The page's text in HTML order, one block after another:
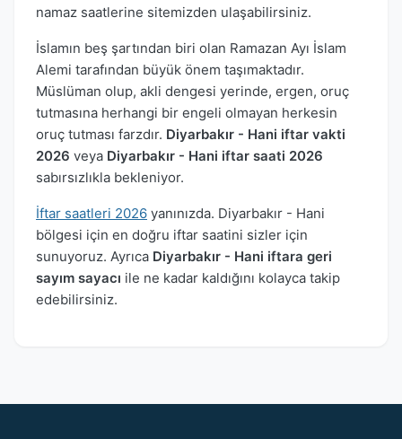
namaz saatlerine sitemizden ulaşabilirsiniz.
İslamın beş şartından biri olan Ramazan Ayı İslam
Alemi tarafından büyük önem taşımaktadır.
Müslüman olup, akli dengesi yerinde, ergen, oruç
tutmasına herhangi bir engeli olmayan herkesin
oruç tutması farzdır. Diyarbakır - Hani iftar vakti
2026 veya Diyarbakır - Hani iftar saati 2026
sabırsızlıkla bekleniyor.
İftar saatleri 2026 yanınızda. Diyarbakır - Hani
bölgesi için en doğru iftar saatini sizler için
sunuyoruz. Ayrıca Diyarbakır - Hani iftara geri
sayım sayacı ile ne kadar kaldığını kolayca takip
edebilirsiniz.